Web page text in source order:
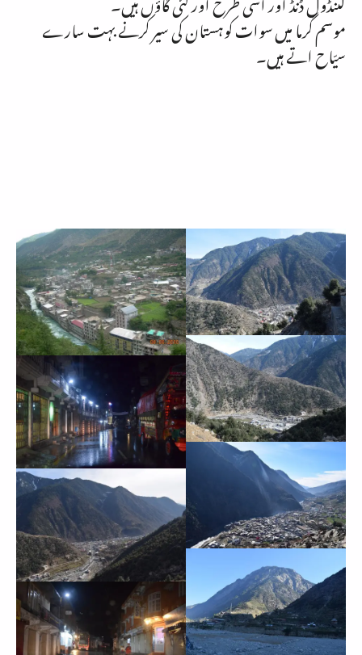
موسم گرما میں سوات کوہستان کی سیر کرنے بہت سارے
سیّاح اتے ہیں۔